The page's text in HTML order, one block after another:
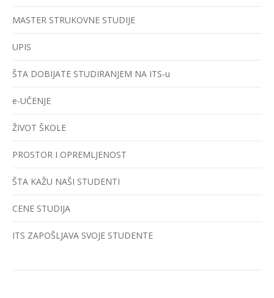
MASTER STRUKOVNE STUDIJE
UPIS
ŠTA DOBIJATE STUDIRANJEM NA ITS-u
e-UČENJE
ŽIVOT ŠKOLE
PROSTOR I OPREMLJENOST
ŠTA KAŽU NAŠI STUDENTI
CENE STUDIJA
ITS ZAPOŠLJAVA SVOJE STUDENTE